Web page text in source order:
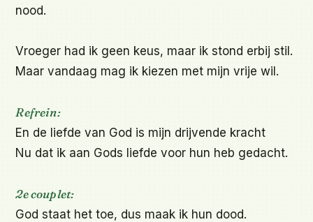
nood.
Vroeger had ik geen keus, maar ik stond erbij stil.
Maar vandaag mag ik kiezen met mijn vrije wil.
Refrein:
En de liefde van God is mijn drijvende kracht
Nu dat ik aan Gods liefde voor hun heb gedacht.
2e couplet:
God staat het toe, dus maak ik hun dood.